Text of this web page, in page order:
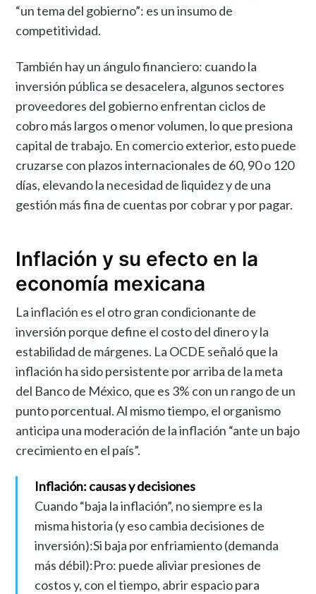
“un tema del gobierno”: es un insumo de
competitividad.
También hay un ángulo financiero: cuando la
inversión pública se desacelera, algunos sectores
proveedores del gobierno enfrentan ciclos de
cobro más largos o menor volumen, lo que presiona
capital de trabajo. En comercio exterior, esto puede
cruzarse con plazos internacionales de 60, 90 o 120
días, elevando la necesidad de liquidez y de una
gestión más fina de cuentas por cobrar y por pagar.
Inflación y su efecto en la
economía mexicana
La inflación es el otro gran condicionante de
inversión porque define el costo del dinero y la
estabilidad de márgenes. La OCDE señaló que la
inflación ha sido persistente por arriba de la meta
del Banco de México, que es 3% con un rango de un
punto porcentual. Al mismo tiempo, el organismo
anticipa una moderación de la inflación “ante un bajo
crecimiento en el país”.
Inflación: causas y decisiones
Cuando “baja la inflación”, no siempre es la
misma historia (y eso cambia decisiones de
inversión):Si baja por enfriamiento (demanda
más débil):Pro: puede aliviar presiones de
costos y, con el tiempo, abrir espacio para